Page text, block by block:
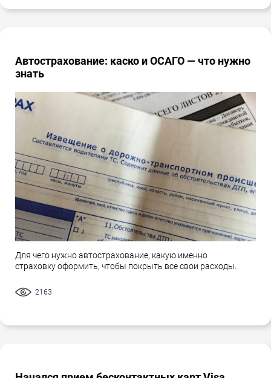
Автострахование: каско и ОСАГО — что нужно
знать
Для чего нужно автострахование, какую именно
страховку оформить, чтобы покрыть все свои расходы.
2163